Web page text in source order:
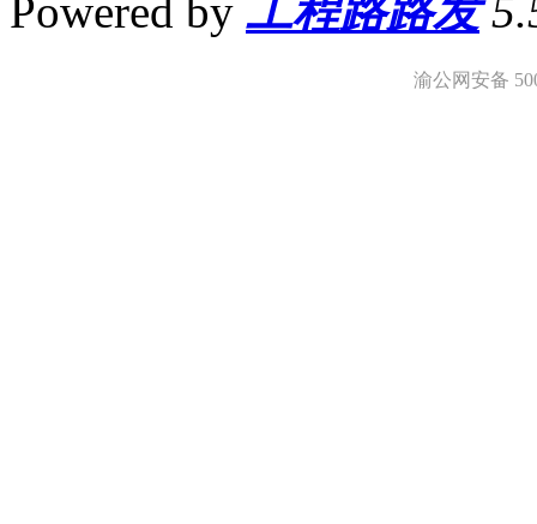
Powered by 工程路路发
渝公网安备